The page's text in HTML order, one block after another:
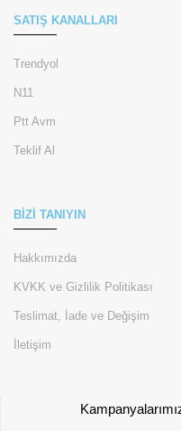
SATIŞ KANALLARI
Trendyol
N11
Ptt Avm
Teklif Al
BİZİ TANIYIN
Hakkımızda
KVKK ve Gizlilik Politikası
Teslimat, İade ve Değişim
İletişim